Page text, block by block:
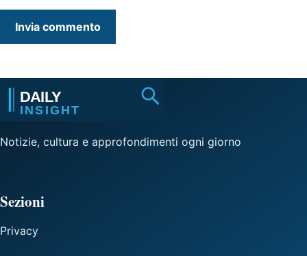
Notizie, cultura e approfondimenti ogni giorno
Sezioni
Privacy